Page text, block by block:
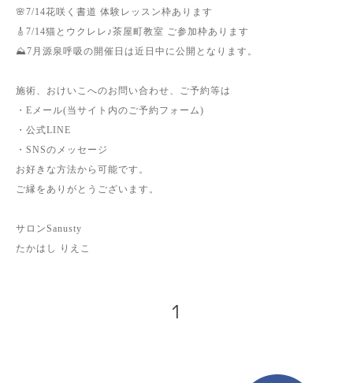
🌸7/14花咲く書道 体験レッスン枠あります
🎸7/14猫とウクレレ♪茶屋町教室 ご参加枠あります
⛰7月源泉呼吸の開催日は近日中に公開となります。
施術、おけいこへのお問い合わせ、ご予約等は
・Eメール(当サイト内のご予約フォーム)
・公式LINE
・SNSのメッセージ
お好きな方法から可能です。
ご縁をありがとうございます。
サロンSanusty
たかはし りえこ
1